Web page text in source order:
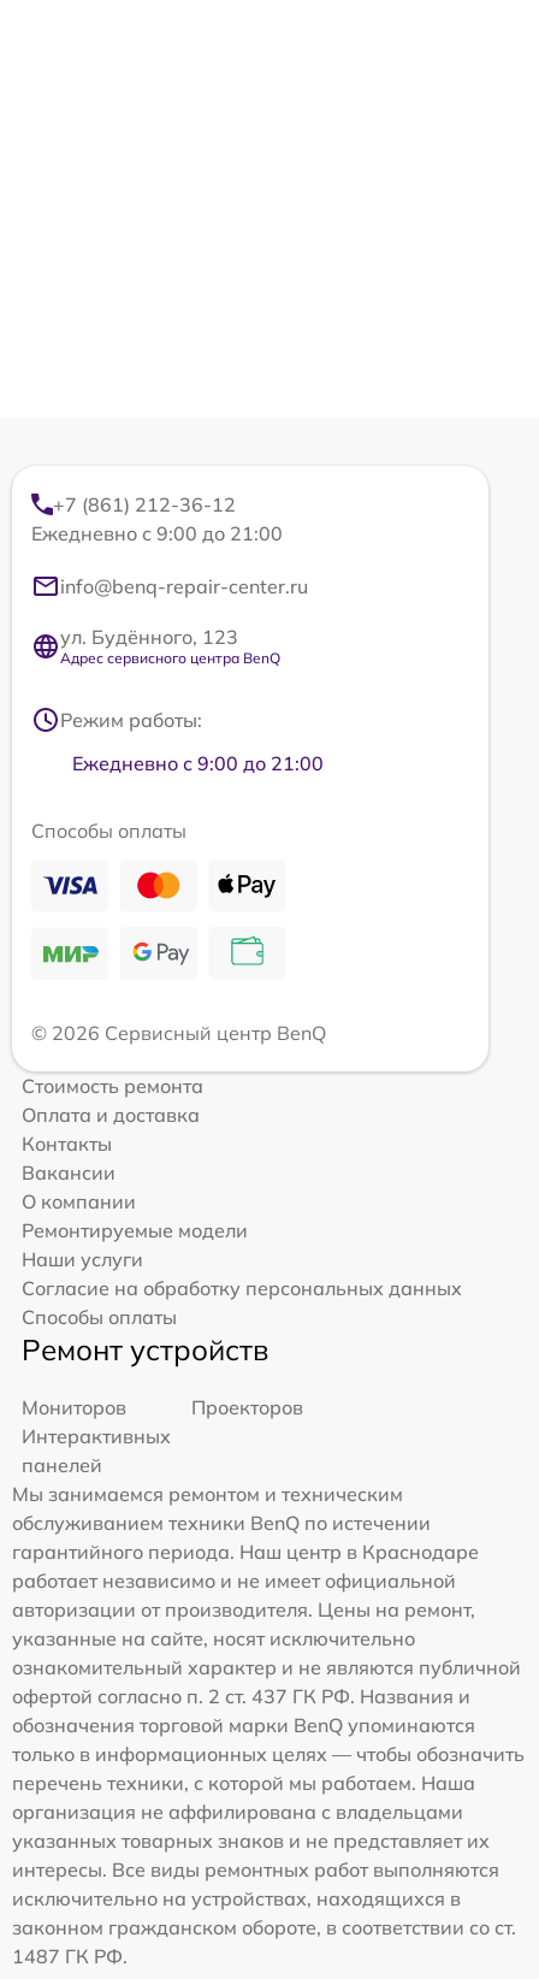
+7 (861) 212-36-12
Ежедневно с 9:00 до 21:00
info@benq-repair-center.ru
ул. Будённого, 123
Адрес сервисного центра BenQ
Режим работы:
Ежедневно с 9:00 до 21:00
Способы оплаты
© 2026 Сервисный центр BenQ
Стоимость ремонта
Оплата и доставка
Контакты
Вакансии
О компании
Ремонтируемые модели
Наши услуги
Согласие на обработку персональных данных
Способы оплаты
Ремонт устройств
Мониторов
Проекторов
Интерактивных
панелей
Мы занимаемся ремонтом и техническим
обслуживанием техники BenQ по истечении
гарантийного периода. Наш центр в Краснодаре
работает независимо и не имеет официальной
авторизации от производителя. Цены на ремонт,
указанные на сайте, носят исключительно
ознакомительный характер и не являются публичной
офертой согласно п. 2 ст. 437 ГК РФ. Названия и
обозначения торговой марки BenQ упоминаются
только в информационных целях — чтобы обозначить
перечень техники, с которой мы работаем. Наша
организация не аффилирована с владельцами
указанных товарных знаков и не представляет их
интересы. Все виды ремонтных работ выполняются
исключительно на устройствах, находящихся в
законном гражданском обороте, в соответствии со ст.
1487 ГК РФ.